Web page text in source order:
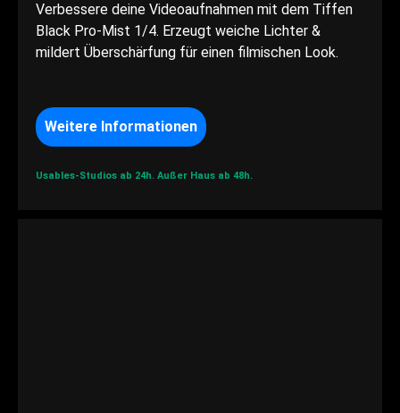
Verbessere deine Videoaufnahmen mit dem Tiffen
Black Pro-Mist 1/4. Erzeugt weiche Lichter &
mildert Überschärfung für einen filmischen Look.
Weitere Informationen
Usables-Studios ab 24h. Außer Haus ab 48h.